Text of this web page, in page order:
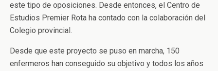
este tipo de oposiciones. Desde entonces, el Centro de
Estudios Premier Rota ha contado con la colaboración del
Colegio provincial.
Desde que este proyecto se puso en marcha, 150
enfermeros han conseguido su objetivo y todos los años